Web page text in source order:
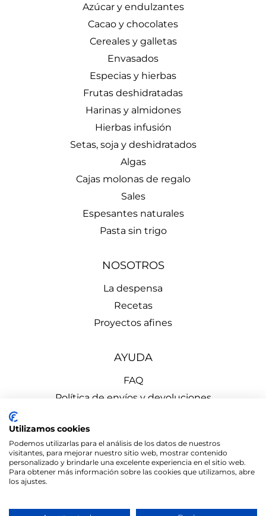
Azúcar y endulzantes
Cacao y chocolates
Cereales y galletas
Envasados
Especias y hierbas
Frutas deshidratadas
Harinas y almidones
Hierbas infusión
Setas, soja y deshidratados
Algas
Cajas molonas de regalo
Sales
Espesantes naturales
Pasta sin trigo
NOSOTROS
La despensa
Recetas
Proyectos afines
AYUDA
FAQ
Política de envíos y devoluciones
Política de Privacidad
Política de Cookies
Utilizamos cookies
Podemos utilizarlas para el análisis de los datos de nuestros
visitantes, para mejorar nuestro sitio web, mostrar contenido
personalizado y brindarle una excelente experiencia en el sitio web.
Para obtener más información sobre las cookies que utilizamos, abre
los ajustes.